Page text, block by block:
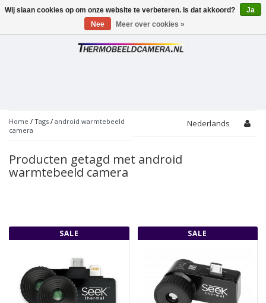
Toggle
Home / Tags / android warmtebeeld
camera
Nederlands
Producten getagd met android
warmtebeeld camera
SALE SALE
Wij slaan cookies op om onze website te verbeteren. Is dat akkoord?
Ja
Nee
Meer over cookies »